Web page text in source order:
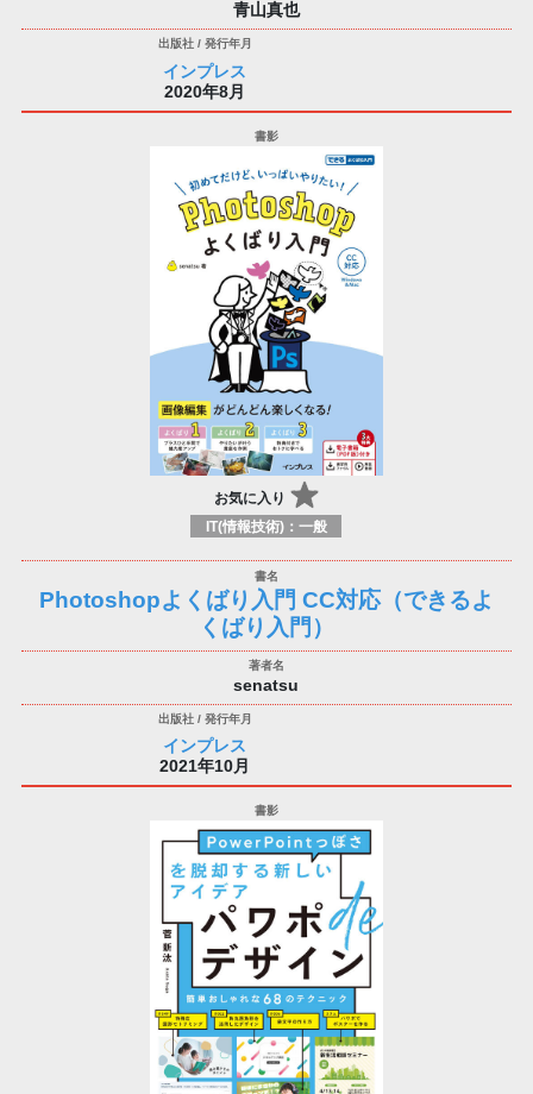
⻘⼭真也
インプレス
2020年8月
お気に入り
IT(情報技術)：一般
Photoshopよくばり入門 CC対応（できるよ
くばり入門）
senatsu
インプレス
2021年10月